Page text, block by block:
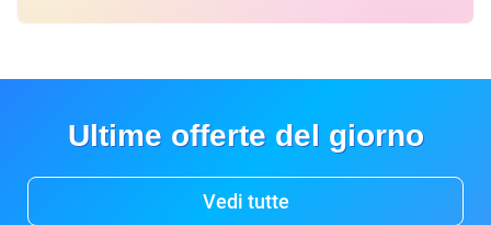
Ultime offerte del giorno
Vedi tutte